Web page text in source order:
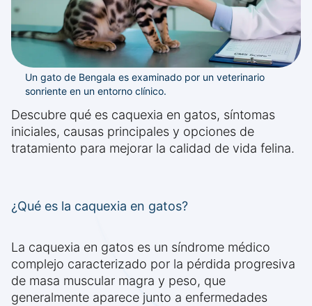
Un gato de Bengala es examinado por un veterinario
sonriente en un entorno clínico.
Descubre qué es caquexia en gatos, síntomas
iniciales, causas principales y opciones de
tratamiento para mejorar la calidad de vida felina.
¿Qué es la caquexia en gatos?
La caquexia en gatos es un síndrome médico
complejo caracterizado por la pérdida progresiva
de masa muscular magra y peso, que
generalmente aparece junto a enfermedades